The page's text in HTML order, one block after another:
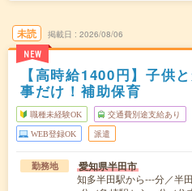
未読
NEW
掲載日 2026/08/06
【高時給1400円】子供
事だけ！補助保育
職種未経験OK 交通費別途支給あり
WEB登録OK 派遣
勤務地 愛知県半田市
知多半田駅から---分／半